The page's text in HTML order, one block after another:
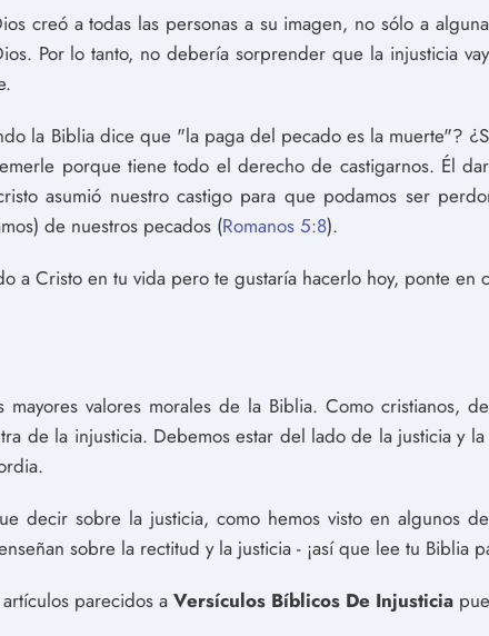
creó a todas las personas a su imagen, no sólo a
Por lo tanto, no debería sorprender que la injusticia
la Biblia dice que "la paga del pecado es la muerte"?
porque tiene todo el derecho de castigarnos. Él
asumió nuestro castigo para que podamos ser
de nuestros pecados (Romanos 5:8).
a Cristo en tu vida pero te gustaría hacerlo hoy, ponte en
valores morales de la Biblia. Como cristianos,
de la injusticia. Debemos estar del lado de la justicia y
decir sobre la justicia, como hemos visto en algunos
sobre la rectitud y la justicia - ¡así que lee tu Biblia
parecidos a Versículos Bíblicos De Injusticia